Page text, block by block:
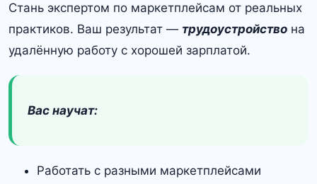
Стань экспертом по маркетплейсам от реальных
практиков. Ваш результат — трудоустройство на
удалённую работу с хорошей зарплатой.
Вас научат:
Работать с разными маркетплейсами